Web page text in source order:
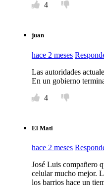
4
juan
hace 2 meses
Las autoridades
En un gobierno
4
El Mati
hace 2 meses
José Luis compañero
celular mucho mejor.
los barrios hace un